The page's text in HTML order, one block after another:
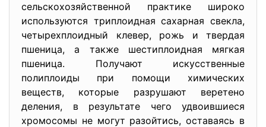
сельскохозяйственной практике широко
используются триплоидная сахарная свекла,
четырехплоидный клевер, рожь и твердая
пшеница, а также шестиплоидная мягкая
пшеница. Получают искусственные
полиплоиды при помощи химических
веществ, которые разрушают веретено
деления, в результате чего удвоившиеся
хромосомы не могут разойтись, оставаясь в